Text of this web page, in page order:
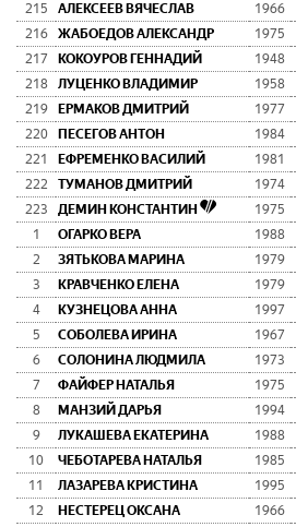
215
АЛЕКСЕЕВ ВЯЧЕСЛАВ 1966
216
ЖАБОЕДОВ АЛЕКСАНДР 1975
217
КОКОУРОВ ГЕННАДИЙ 1948
218
ЛУЦЕНКО ВЛАДИМИР 1958
219
ЕРМАКОВ ДМИТРИЙ 1977
220
ПЕСЕГОВ АНТОН 1984
221
ЕФРЕМЕНКО ВАСИЛИЙ 1981
222
ТУМАНОВ ДМИТРИЙ 1974
223
ДЕМИН КОНСТАНТИН 1975
1
ОГАРКО ВЕРА 1988
2
ЗЯТЬКОВА МАРИНА 1979
3
КРАВЧЕНКО ЕЛЕНА 1979
4
КУЗНЕЦОВА АННА 1997
5
СОБОЛЕВА ИРИНА 1967
6
СОЛОНИНА ЛЮДМИЛА 1973
7
ФАЙФЕР НАТАЛЬЯ 1975
8
МАНЗИЙ ДАРЬЯ 1994
9
ЛУКАШЕВА ЕКАТЕРИНА 1988
10
ЧЕБОТАРЕВА НАТАЛЬЯ 1985
11
ЛАЗАРЕВА КРИСТИНА 1995
12
НЕСТЕРЕЦ ОКСАНА 1966